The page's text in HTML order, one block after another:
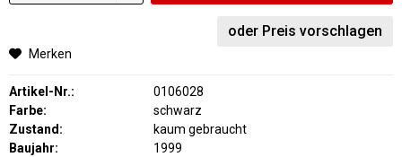
oder Preis vorschlagen
Merken
Artikel-Nr.:
0106028
Farbe:
schwarz
Zustand:
kaum gebraucht
Baujahr:
1999